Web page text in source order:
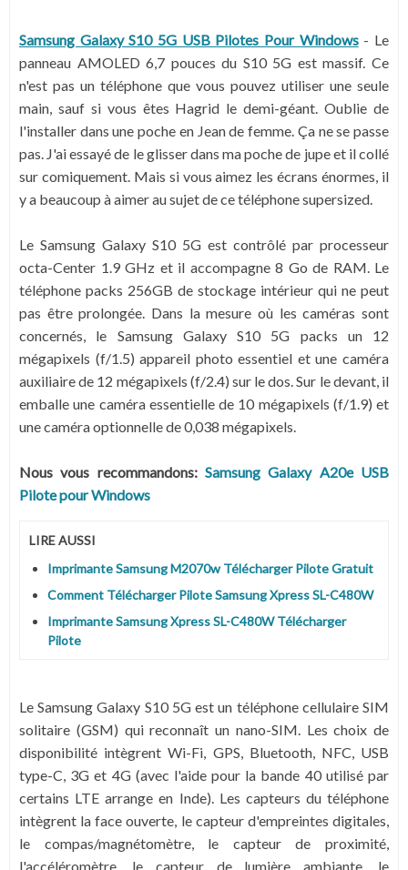
Samsung Galaxy S10 5G USB Pilotes Pour Windows- Le
panneau AMOLED 6,7 pouces du S10 5G est massif. Ce
n'est pas un téléphone que vous pouvez utiliser une seule
main, sauf si vous êtes Hagrid le demi-géant. Oublie de
l'installer dans une poche en Jean de femme. Ça ne se passe
pas. J'ai essayé de le glisser dans ma poche de jupe et il collé
sur comiquement. Mais si vous aimez les écrans énormes, il
y a beaucoup à aimer au sujet de ce téléphone supersized.
Le Samsung Galaxy S10 5G est contrôlé par processeur
octa-Center 1.9 GHz et il accompagne 8 Go de RAM. Le
téléphone packs 256GB de stockage intérieur qui ne peut
pas être prolongée. Dans la mesure où les caméras sont
concernés, le Samsung Galaxy S10 5G packs un 12
mégapixels (f/1.5) appareil photo essentiel et une caméra
auxiliaire de 12 mégapixels (f/2.4) sur le dos. Sur le devant, il
emballe une caméra essentielle de 10 mégapixels (f/1.9) et
une caméra optionnelle de 0,038 mégapixels.
Nous vous recommandons: Samsung Galaxy A20e USB
Pilote pour Windows
LIRE AUSSI
Imprimante Samsung M2070w Télécharger Pilote Gratuit
Comment Télécharger Pilote Samsung Xpress SL-C480W
Imprimante Samsung Xpress SL-C480W Télécharger
Pilote
Le Samsung Galaxy S10 5G est un téléphone cellulaire SIM
solitaire (GSM) qui reconnaît un nano-SIM. Les choix de
disponibilité intègrent Wi-Fi, GPS, Bluetooth, NFC, USB
type-C, 3G et 4G (avec l'aide pour la bande 40 utilisé par
certains LTE arrange en Inde). Les capteurs du téléphone
intègrent la face ouverte, le capteur d'empreintes digitales,
le compas/magnétomètre, le capteur de proximité,
l'accéléromètre, le capteur de lumière ambiante, le